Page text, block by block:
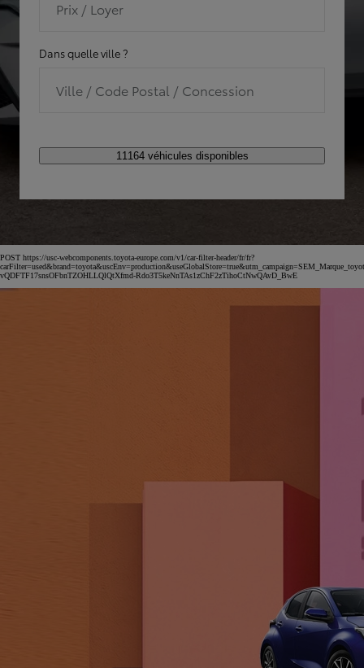
Prix / Loyer
Dans quelle ville ?
Ville / Code Postal / Concession
11164 véhicules disponibles
POST https://usc-webcomponents.toyota-europe.com/v1/car-filter-header/fr/fr?
vQDFTF17snsOFbnTZOHLLQlQtXfmd-Rdo3T5keNnTAs1zChF2zTihoCtNwQAvD_BwE